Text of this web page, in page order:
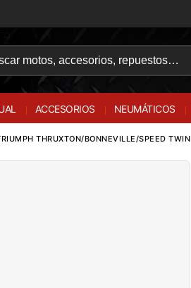
ACCESORIOS NEUMÁTICOS
THRUXTON/BONNEVILLE/SPEED TWIN